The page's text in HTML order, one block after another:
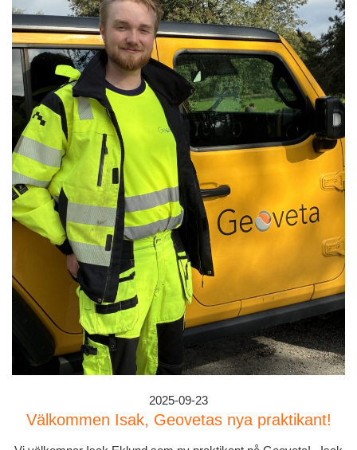
2025-09-23
Välkommen Isak, Geovetas nya praktikant!